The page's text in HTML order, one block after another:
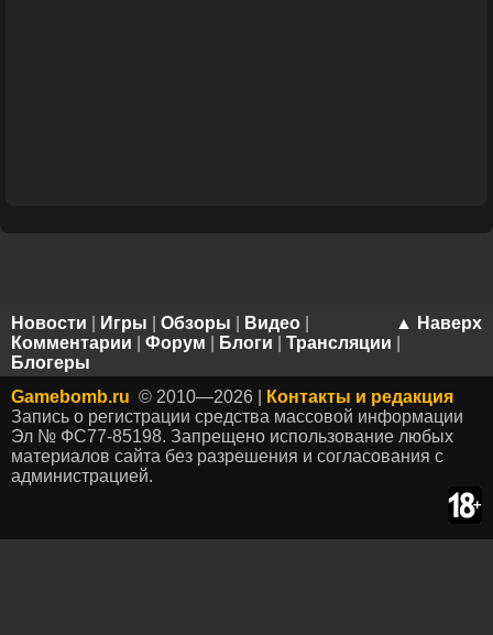
▲ Наверх
Новости Игры Обзоры Видео
Комментарии
Форум Блоги Трансляции
Блогеры
Gamebomb.ru © 2010—2026 |
Контакты и редакция
Запись о регистрации средства массовой информации
Эл № ФС77-85198. Запрещено использование любых
материалов сайта без разрешения и согласования с
администрацией.